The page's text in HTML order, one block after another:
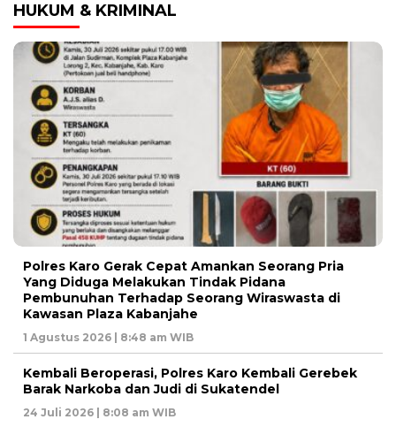
HUKUM & KRIMINAL
Polres Karo Gerak Cepat Amankan Seorang Pria
Yang Diduga Melakukan Tindak Pidana
Pembunuhan Terhadap Seorang Wiraswasta di
Kawasan Plaza Kabanjahe
1 Agustus 2026 | 8:48 am WIB
Kembali Beroperasi, Polres Karo Kembali Gerebek
Barak Narkoba dan Judi di Sukatendel
24 Juli 2026 | 8:08 am WIB